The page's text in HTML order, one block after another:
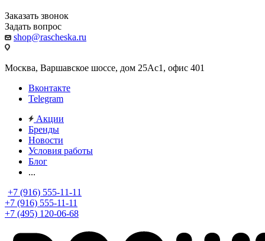
Заказать звонок
Задать вопрос
shop@rascheska.ru
Москва, Варшавское шоссе, дом 25Аc1, офис 401
Вконтакте
Telegram
Акции
Бренды
Новости
Условия работы
Блог
...
+7 (916) 555-11-11
+7 (916) 555-11-11
+7 (495) 120-06-68